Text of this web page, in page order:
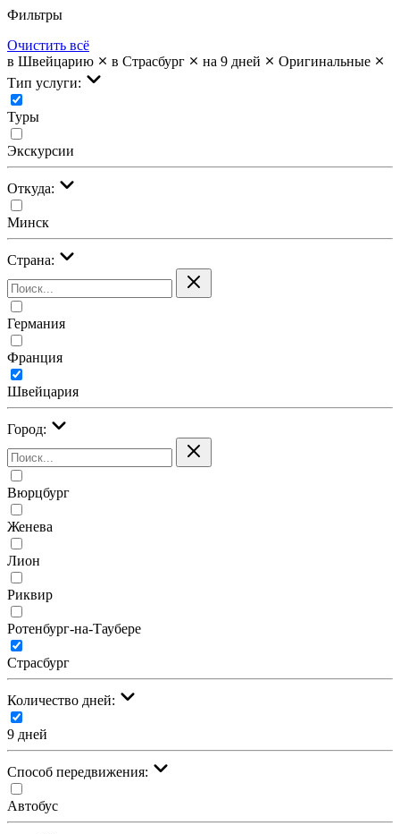
Фильтры
Очистить всё
в Швейцарию
в Страсбург на 9 дней
Оригинальные
Тип услуги:
Туры
Экскурсии
Откуда:
Минск
Страна:
Германия
Франция
Швейцария
Город:
Вюрцбург
Женева
Лион
Риквир
Ротенбург-на-Таубере
Страсбург
Количество дней:
9 дней
Cпособ передвижения:
Автобус